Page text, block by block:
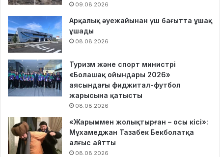
09.08.2026
Арқалық әуежайынан үш бағытта ұшақ
ұшады
08.08.2026
Туризм және спорт министрі
«Болашақ ойындары 2026»
аясындағы фиджитал-футбол
жарысына қатысты
08.08.2026
«Жарыммен жолықтырған – осы кісі»:
Мұхамеджан Тазабек Бекболатқа
алғыс айтты
08.08.2026